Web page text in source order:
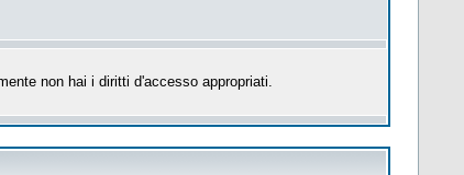
non hai i diritti d'accesso appropriati.